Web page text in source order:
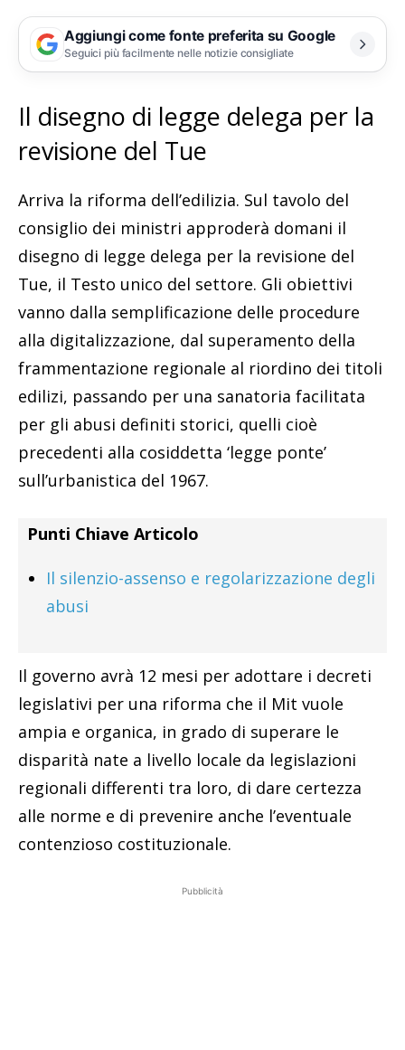
Aggiungi come fonte preferita su Google
Seguici più facilmente nelle notizie consigliate
Il disegno di legge delega per la
revisione del Tue
Arriva la riforma dell’edilizia. Sul tavolo del
consiglio dei ministri approderà domani il
disegno di legge delega per la revisione del
Tue, il Testo unico del settore. Gli obiettivi
vanno dalla semplificazione delle procedure
alla digitalizzazione, dal superamento della
frammentazione regionale al riordino dei titoli
edilizi, passando per una sanatoria facilitata
per gli abusi definiti storici, quelli cioè
precedenti alla cosiddetta ‘legge ponte’
sull’urbanistica del 1967.
Punti Chiave Articolo
Il silenzio-assenso e regolarizzazione degli
abusi
Il governo avrà 12 mesi per adottare i decreti
legislativi per una riforma che il Mit vuole
ampia e organica, in grado di superare le
disparità nate a livello locale da legislazioni
regionali differenti tra loro, di dare certezza
alle norme e di prevenire anche l’eventuale
contenzioso costituzionale.
Pubblicità